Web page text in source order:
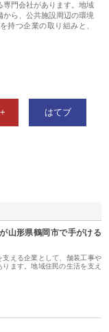
専門会社があります。地域
ら、公共施設周辺の環境
持つ企業の取り組みと、
はてブ
山形県鶴岡市で手がける
える企業として、舗装工事や
ます。地域住民の生活を支え